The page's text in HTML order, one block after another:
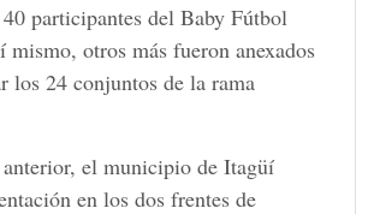
participantes del Baby Fútbol
mismo, otros más fueron anexados
los 24 conjuntos de la rama
el municipio de Itagüí
en los dos frentes de